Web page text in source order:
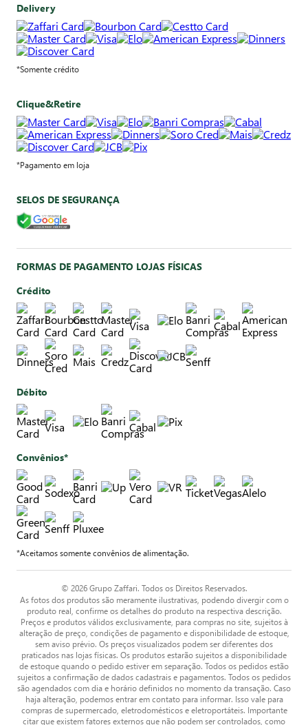
Delivery
*Somente crédito
Clique&Retire
*Pagamento em loja
SELOS DE SEGURANÇA
FORMAS DE PAGAMENTO LOJAS FÍSICAS
Crédito
Débito
Convênios*
*Aceitamos somente convênios de alimentação.
© 2026 Grupo Zaffari. Todos os Direitos Reservados.
As fotos dos produtos são meramente ilustrativas, podendo divergir com o
produto real, confirme os detalhes do produto na respectiva descrição.
Preços e produtos válidos exclusivamente, para compras no site, sujeitos à
alteração de preço, condições de pagamento e disponibilidade de estoque,
sem aviso prévio. Os preços visualizados podem ser diferentes dos
praticados nas lojas físicas. Os produtos estarão sujeitos a disponibilidade
de estoque quando o pedido estiver em separação. Todos os pedidos estão
sujeitos a confirmação de dados cadastrais e pagamentos. Todos os pedidos
são agendados com dia e horário definidos no momento da transação. Caso
haja alteração, podemos entrar em contato para informar. Isso vale para
compras de supermercado, eletrodomésticos e eletroportáteis. Importante
citar que existem fatores externos que não podem ser controlados, como